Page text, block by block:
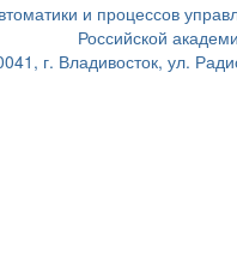
и процессов
Российской
г. Владивосток, ул.